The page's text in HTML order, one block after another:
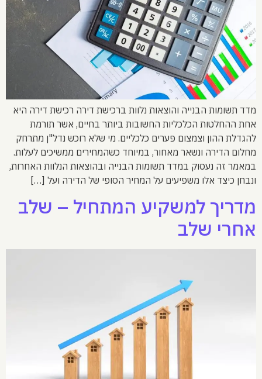
מדד תשומות הבנייה והוצאות נלוות ברכישת דירה רכישת דירה היא
אחת ההחלטות הכלכליות החשובות ביותר בחיים, אשר תורמת
להגדלת ההון וצמצום פערים כלכליים. מי שלא רוכש נדל"ן מתרחק
מחלום הדירה ונשאר מאחור, במיוחד כשהמחירים ממשיכים לעלות.
במאמר זה נעסוק במדד תשומות הבנייה ובהוצאות הנלוות האחרות,
ונבחן כיצד אלו משפיעים על המחיר הסופי של הדירה ועל […]
מדריך למשקיע המתחיל – שלב
אחרי שלב